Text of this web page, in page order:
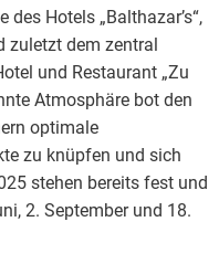
des Hotels „Balthazar’s“,
zuletzt dem zentral
und Restaurant „Zu
Atmosphäre bot den
optimale
zu knüpfen und sich
stehen bereits fest und
2. September und 18.